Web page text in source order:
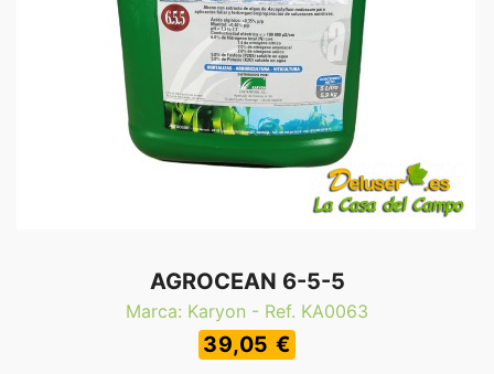
AGROCEAN 6-5-5
Marca: Karyon - Ref. KA0063
39,05 €